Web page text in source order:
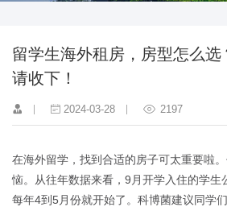
留学生海外租房，房型怎么选
请收下！
2024-03-28 2197
在海外留学，找到合适的房子可太重要啦
恼。从往年数据来看，9月开学入住的学生
每年4到5月份就开始了。科博菌建议同学